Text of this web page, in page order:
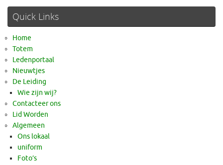
Quick Links
Home
Totem
Ledenportaal
Nieuwtjes
De Leiding
Wie zijn wij?
Contacteer ons
Lid Worden
Algemeen
Ons lokaal
uniform
Foto’s